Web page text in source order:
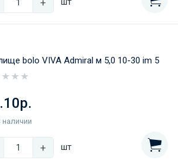
+
bolo VIVA Admiral м 5,0 10-30 im 5
наличии
+ шт